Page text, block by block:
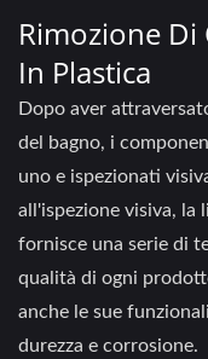
Rimozione
In Plastica
Dopo aver
del bagno, i
uno e ispezionati
all'ispezione visiva, la
fornisce una serie di
qualità di ogni
anche le sue
durezza e corrosione.